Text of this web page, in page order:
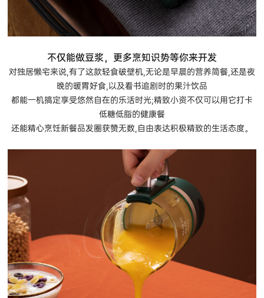
不仅能做豆浆，更多烹知识势等你来开发
对独居懒宅来说,有了这款轻食破壁机,无论是早晨的营养简餐,还是夜
晚的暖胃好食,以及看书追剧时的果汁饮品
都能一机搞定享受悠然自在的乐活时光;精致小资不仅可以用它打卡
低糖低脂的健康餐
还能精心烹饪新餐品发圈获赞无数,自由表达积极精致的生活态度。